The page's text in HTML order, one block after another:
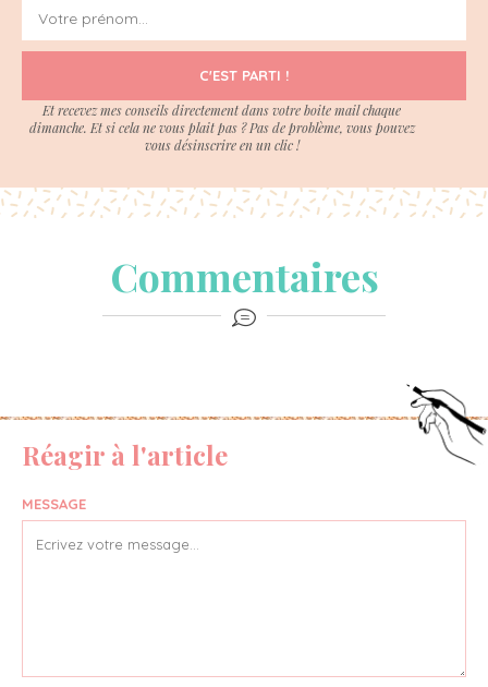
C'EST PARTI !
Et recevez mes conseils directement dans votre boite mail chaque
dimanche. Et si cela ne vous plait pas ? Pas de problème, vous pouvez
vous désinscrire en un clic !
Commentaires
Réagir à l'article
MESSAGE